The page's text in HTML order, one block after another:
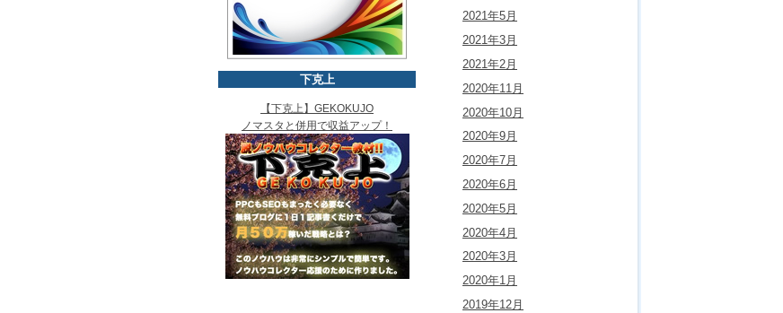
下克上
【下克上】GEKOKUJO
ノマスタと併用で収益アップ！
2021年5月
2021年3月
2021年2月
2020年11月
2020年10月
2020年9月
2020年7月
2020年6月
2020年5月
2020年4月
2020年3月
2020年1月
2019年12月